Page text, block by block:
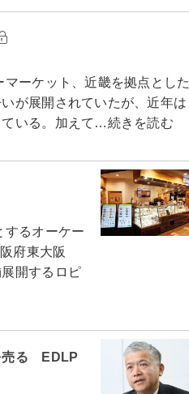
ーケット、近畿を拠点とした
が展開されていたが、近年は
いる。加えて…続きを読む
るオーケー
府東大阪
開するロピ
売る EDLP